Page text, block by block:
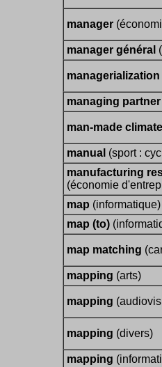
manager
manager général
managerialization
managing partner
man-made
manual (sport :
manufacturing
(économie
map (informatique)
map (to)
map matching
mapping (arts)
mapping
mapping (divers)
mapping